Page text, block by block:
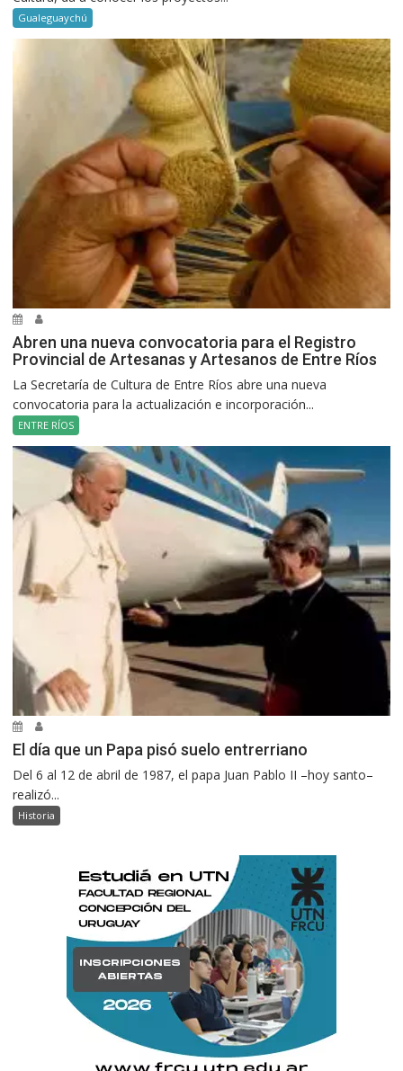
Gualeguaychú
Abren una nueva convocatoria para el Registro
Provincial de Artesanas y Artesanos de Entre Ríos
La Secretaría de Cultura de Entre Ríos abre una nueva
convocatoria para la actualización e incorporación...
ENTRE RÍOS
El día que un Papa pisó suelo entrerriano
Del 6 al 12 de abril de 1987, el papa Juan Pablo II –hoy santo–
realizó...
Historia